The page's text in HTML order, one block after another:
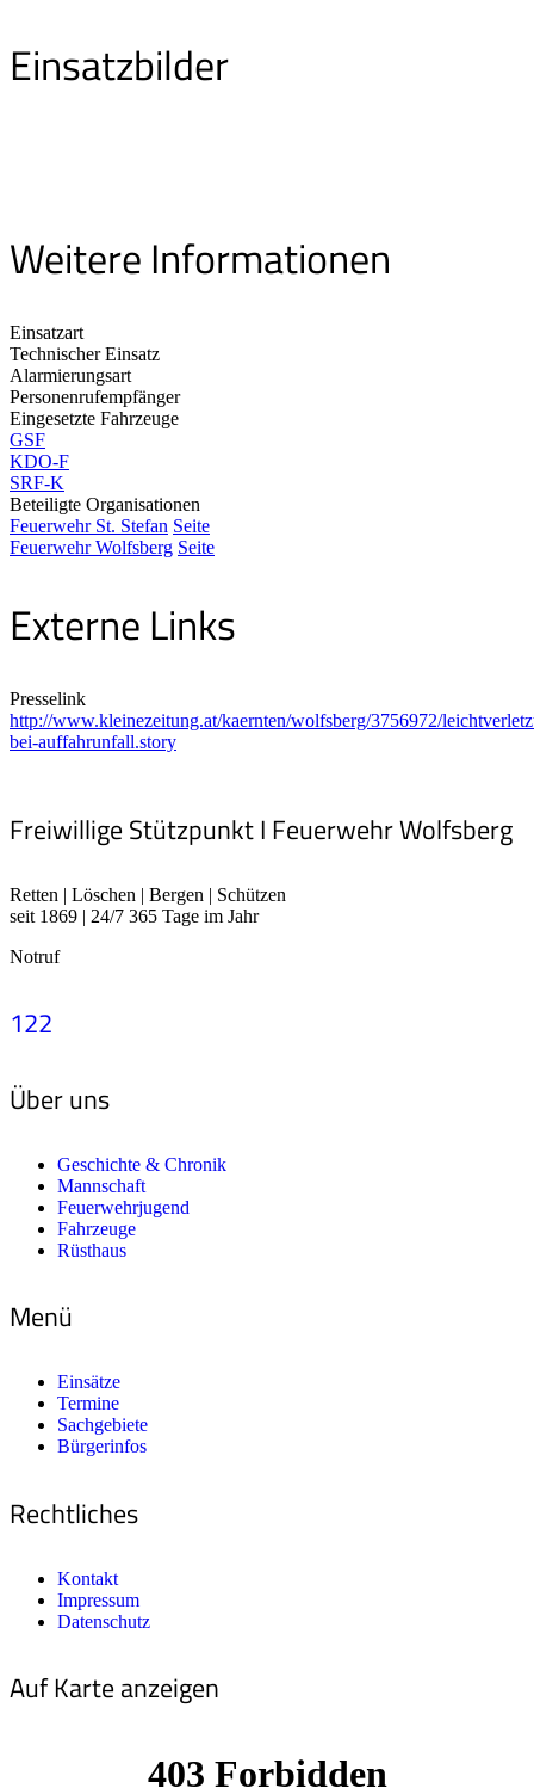
Einsatzbilder
Weitere Informationen
Einsatzart
Technischer Einsatz
Alarmierungsart
Personenrufempfänger
Eingesetzte Fahrzeuge
GSF
KDO-F
SRF-K
Beteiligte Organisationen
Feuerwehr St. Stefan Seite
Feuerwehr Wolfsberg Seite
Externe Links
Presselink
http://www.kleinezeitung.at/kaernten/wolfsberg/3756972/
bei-auffahrunfall.story
Freiwillige Stützpunkt I Feuerwehr Wolfsberg
Retten | Löschen | Bergen | Schützen
seit 1869 | 24/7 365 Tage im Jahr
Notruf
122
Über uns
Geschichte & Chronik
Mannschaft
Feuerwehrjugend
Fahrzeuge
Rüsthaus
Menü
Einsätze
Termine
Sachgebiete
Bürgerinfos
Rechtliches
Kontakt
Impressum
Datenschutz
Auf Karte anzeigen